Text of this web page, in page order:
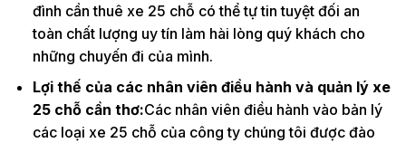
đình cần thuê xe 25 chỗ có thể tự tin tuyệt đối an
toàn chất lượng uy tín làm hài lòng quý khách cho
những chuyến đi của mình.
Lợi thế của các nhân viên điều hành và quản lý xe
25 chỗ cần thơ:Các nhân viên điều hành vào bản lý
các loại xe 25 chỗ của công ty chúng tôi được đào